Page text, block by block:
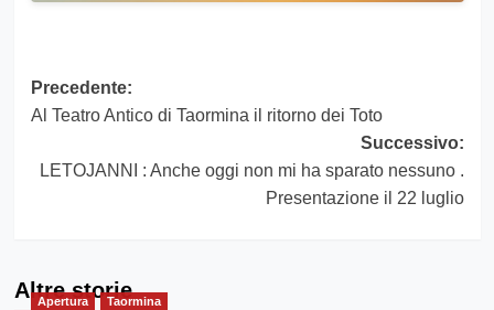
Navigazione
articolo
Precedente:
Al Teatro Antico di Taormina il ritorno dei Toto
Successivo:
LETOJANNI : Anche oggi non mi ha sparato nessuno .
Presentazione il 22 luglio
Altre storie
Apertura Taormina